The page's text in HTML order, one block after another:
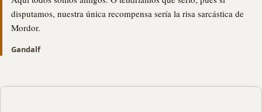
disputamos, nuestra única recompensa sería la risa sarcástica de
Mordor.
Gandalf